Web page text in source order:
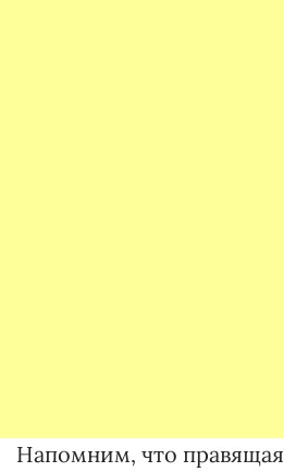
Напомним, что правящая